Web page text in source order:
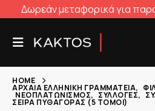
Δωρεάν μεταφορικά για
HOME
ΑΡΧΑΊΑ ΕΛΛΗΝΙΚΉ ΓΡΑΜΜΑΤΕΊΑ,
ΝΕΟΠΛΑΤΩΝΙΣΜΌΣ, ΣΥΛΛΟΓΈΣ,
ΣΕΙΡΆ ΠΥΘΑΓΌΡΑΣ (5 ΤΌΜΟΙ)